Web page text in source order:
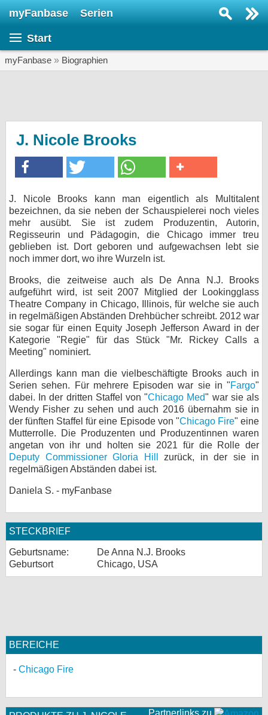
myFanbase Serien
Start
myFanbase » Biographien
J. Nicole Brooks
J. Nicole Brooks kann man eigentlich als Multitalent
bezeichnen, da sie neben der Schauspielerei noch vieles
mehr ausübt. Sie ist zudem Produzentin, Autorin,
Regisseurin und Pädagogin, die Chicago immer treu
geblieben ist. Dort geboren und aufgewachsen lebt sie
noch immer dort, wo ihre Wurzeln ist.
Brooks, die zeitweise auch als De Anna N.J. Brooks
aufgeführt wird, ist seit 2007 Mitglied der Lookingglass
Theatre Company in Chicago, Illinois, für welche sie auch
in regelmäßigen Abständen Drehbücher schreibt. 2012 war
sie sogar für einen Equity Joseph Jefferson Award in der
Kategorie "Regie" für das Stück "Mr. Rickey Calls a
Meeting" nominiert.
Allerdings kann man die vielbeschäftigte Brooks auch in
Serien sehen. Für mehrere Episoden war sie in "Fargo"
dabei. In der dritten Staffel von "Chicago Med" war sie als
Wendy Fisher zu sehen und auch 2016 übernahm sie in
der fünften Staffel für eine Episode von "Chicago Fire" eine
Mutterrolle. Die Produzenten und Produzentinnen waren
angetan von ihr und holten sie 2021 für die Rolle der
Deputy Commissioner Gloria Hill
zurück, in der sie in
regelmäßigen Abständen dabei ist.
Daniela S. - myFanbase
STECKBRIEF
Geburtsname:
De Anna N.J. Brooks
Geburtsort
Chicago, USA
BEREICHE
Chicago Fire
Partnerlinks zu
Veranstaltungen
KULTUR
Specials
SERVICE
Gewinnspiele
Forum
bei X
bei Facebook
Nutzungsbedingungen
Datenschutz
Cookie-Einstellungen
Impressum
Desktop-Ansicht